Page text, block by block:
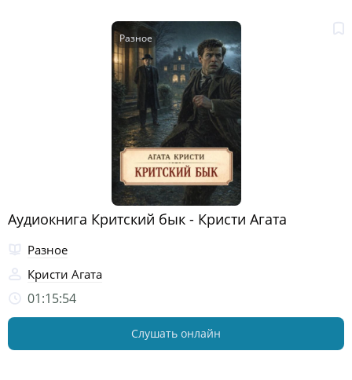
Разное
Аудиокнига Критский бык - Кристи Агата
Разное
Кристи Агата
01:15:54
Слушать онлайн